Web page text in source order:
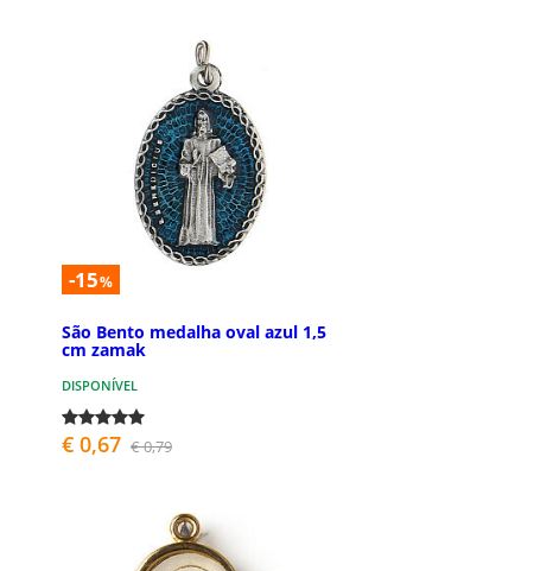
-15%
São Bento medalha oval azul 1,5
cm zamak
DISPONÍVEL
€ 0,67 € 0,79